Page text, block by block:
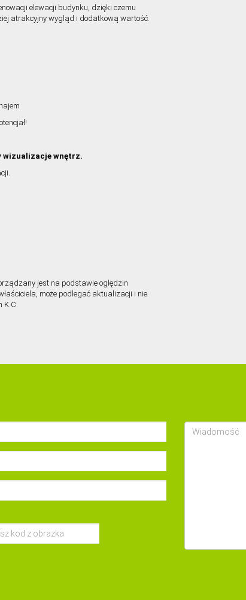
elewacji budynku, dzięki czemu
atrakcyjny wygląd i dodatkową wartość.
wizualizacje wnętrz.
jest na podstawie oględzin
może podlegać aktualizacji i nie
K.C.